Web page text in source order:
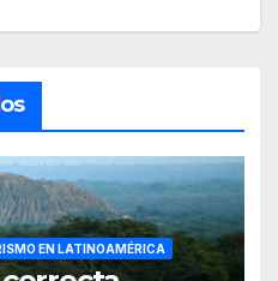
EN LATINOAMÉRICA